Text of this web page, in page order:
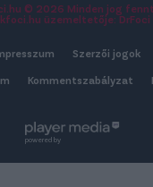
© 2026 Minden jog
üzemeltetője: DrFoci
Szerzői jogok
Kommentszabályzat
powered by